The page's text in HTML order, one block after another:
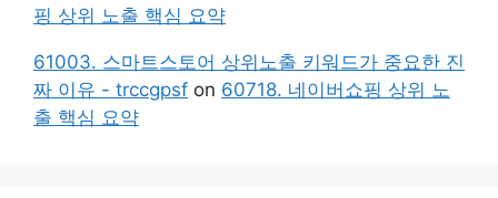
핑 상위 노출 핵심 요약
61003. 스마트스토어 상위노출 키워드가 중요한 진
짜 이유 - trccgpsf on 60718. 네이버쇼핑 상위 노
출 핵심 요약